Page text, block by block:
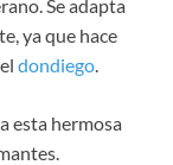
Se adapta
ya que hace
dondiego
esta hermosa